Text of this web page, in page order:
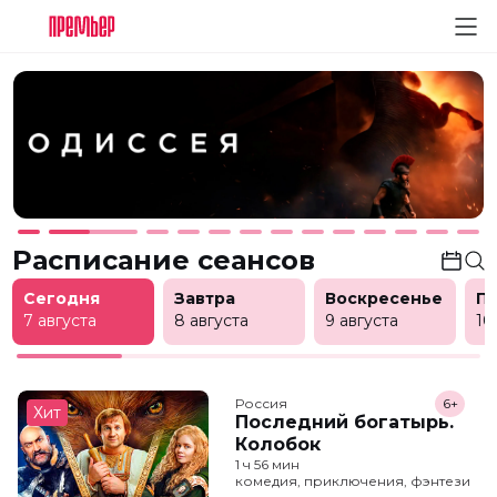
Расписание сеансов
Сегодня
7 августа
Завтра
8 августа
Воскресенье
9 августа
10
Хит Россия
Последний богатырь.
Колобок
6+
1 ч 56 мин
комедия, приключения, фэнтези